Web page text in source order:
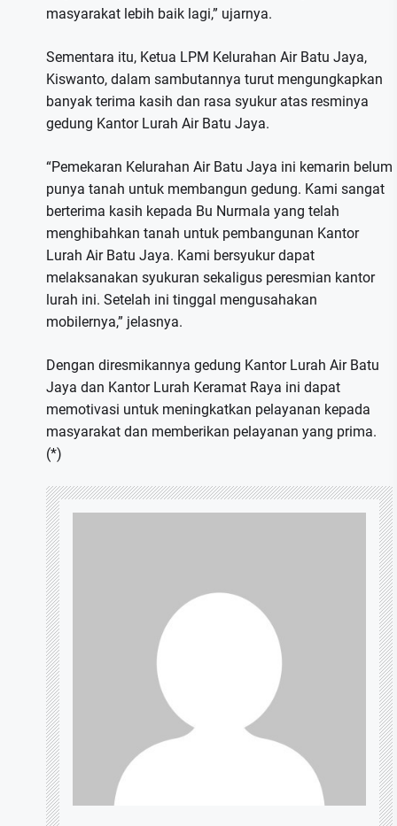
masyarakat lebih baik lagi,” ujarnya.
Sementara itu, Ketua LPM Kelurahan Air Batu Jaya,
Kiswanto, dalam sambutannya turut mengungkapkan
banyak terima kasih dan rasa syukur atas resminya
gedung Kantor Lurah Air Batu Jaya.
“Pemekaran Kelurahan Air Batu Jaya ini kemarin belum
punya tanah untuk membangun gedung. Kami sangat
berterima kasih kepada Bu Nurmala yang telah
menghibahkan tanah untuk pembangunan Kantor
Lurah Air Batu Jaya. Kami bersyukur dapat
melaksanakan syukuran sekaligus peresmian kantor
lurah ini. Setelah ini tinggal mengusahakan
mobilernya,” jelasnya.
Dengan diresmikannya gedung Kantor Lurah Air Batu
Jaya dan Kantor Lurah Keramat Raya ini dapat
memotivasi untuk meningkatkan pelayanan kepada
masyarakat dan memberikan pelayanan yang prima.
(*)